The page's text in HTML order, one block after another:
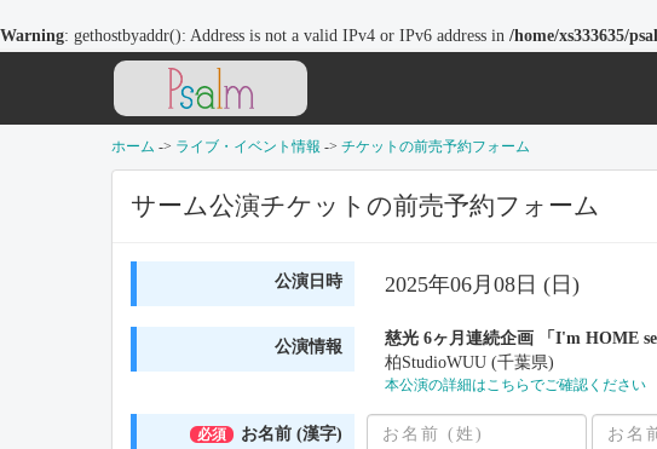
Warning: gethostbyaddr(): Address is not a valid IPv4 or IPv6 address in /home/xs333635/
ホーム -> ライブ・イベント情報 -> チケットの前売予約フォーム
サーム公演チケットの前売予約フォーム
公演日時 2025年06月08日 (日)
公演情報
慈光 6ヶ月連続企画 「I'm HOME
柏StudioWUU (千葉県)
本公演の詳細はこちらでご確認ください
必須 お名前 (漢字)